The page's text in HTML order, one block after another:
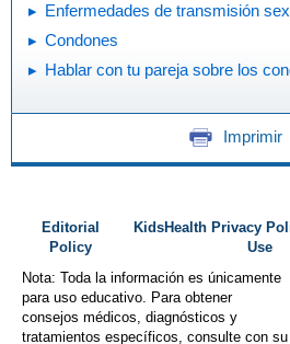
Enfermedades de transmisión
Condones
Hablar con tu pareja sobre los
Imprimir
Editorial
Policy
KidsHealth Privacy
Use
Nota: Toda la información es únicamente
para uso educativo. Para obtener
consejos médicos, diagnósticos y
tratamientos específicos, consulte con su